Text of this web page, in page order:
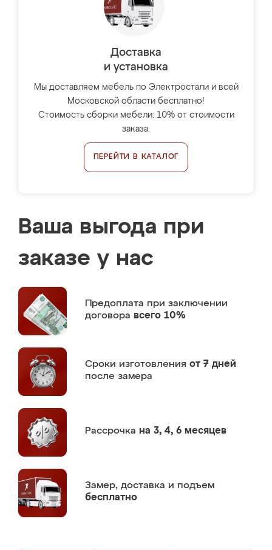
Доставка
и установка
Мы доставляем мебель по Электростали и всей
Московской области бесплатно!
Стоимость сборки мебели: 10% от стоимости
заказа.
ПЕРЕЙТИ В КАТАЛОГ
Ваша выгода при
заказе у нас
Предоплата при заключении
договора всего 10%
Сроки изготовления от 7 дней
после замера
Рассрочка на 3, 4, 6 месяцев
Замер, доставка и подъем
бесплатно